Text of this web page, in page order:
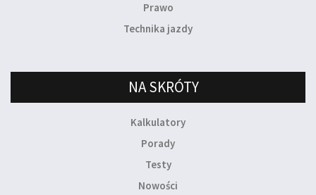
Prawo
Technika jazdy
NA SKRÓTY
Kalkulatory
Porady
Testy
Nowości